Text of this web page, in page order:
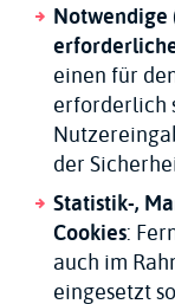
Notwendige
einen für
erforderlich
der
Statistik-,
Cookies:
auch im
eingesetzt